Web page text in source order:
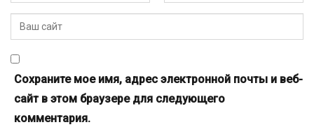
Сохраните мое имя, адрес электронной почты и веб-
сайт в этом браузере для следующего
комментария.